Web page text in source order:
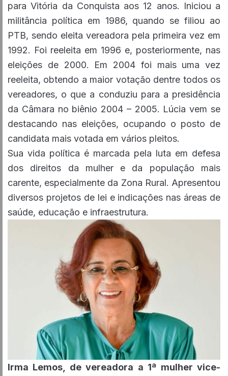
para Vitória da Conquista aos 12 anos. Iniciou a
militância política em 1986, quando se filiou ao
PTB, sendo eleita vereadora pela primeira vez em
1992. Foi reeleita em 1996 e, posteriormente, nas
eleições de 2000. Em 2004 foi mais uma vez
reeleita, obtendo a maior votação dentre todos os
vereadores, o que a conduziu para a presidência
da Câmara no biênio 2004 – 2005. Lúcia vem se
destacando nas eleições, ocupando o posto de
candidata mais votada em vários pleitos.
Sua vida política é marcada pela luta em defesa
dos direitos da mulher e da população mais
carente, especialmente da Zona Rural. Apresentou
diversos projetos de lei e indicações nas áreas de
saúde, educação e infraestrutura.
Irma Lemos, de vereadora a 1ª mulher vice-